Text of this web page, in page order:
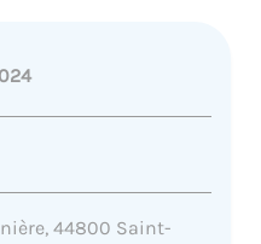
44800 Saint-